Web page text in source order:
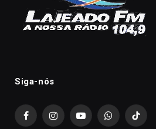
Siga-nós
FacebookInstagramYouTubeWhatsAppTikTok